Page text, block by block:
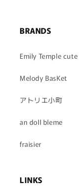
BRANDS
Emily Temple cute
Melody BasKet
アトリエ小町
an doll bleme
fraisier
LINKS